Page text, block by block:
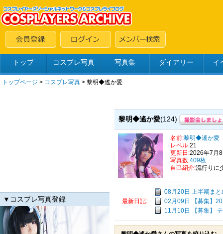
トップ コスプレ写真 写真集 ダイアリー イ
トップページ > コスプレ写真 > 黎明◆遙か愛
▼コスプレ写真登録
黎明◆遙か愛(124)
名前:黎明◆遙か愛
レベル:21
更新日:2026年7月
写真数:409枚
自己紹介:流行りに
最新日記:
08月20日 上半期ま
02月09日 【募集】
11月10日 【募集】